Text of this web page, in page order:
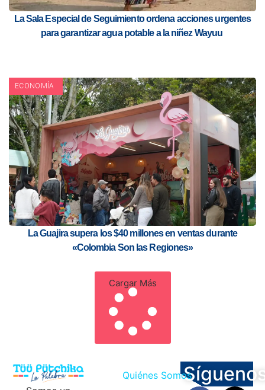
La Sala Especial de Seguimiento ordena acciones urgentes
para garantizar agua potable a la niñez Wayuu
ECONOMÍA
La Guajira supera los $40 millones en ventas durante
«Colombia Son las Regiones»
Cargar Más
Quiénes Somos